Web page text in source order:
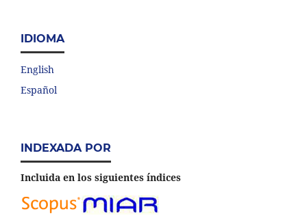
IDIOMA
English
Español
INDEXADA POR
Incluida en los siguientes índices